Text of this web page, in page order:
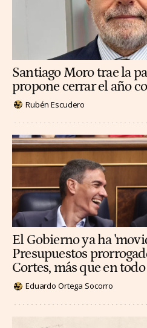
Santiago Moro trae la
propone cerrar el año
Rubén Escudero
El Gobierno ya ha
Presupuestos
Cortes, más que en
Eduardo Ortega Socorro